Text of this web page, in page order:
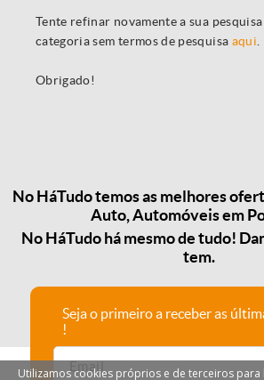
Tente refinar novamente a sua
categoria sem termos de pesquisa aqui
Obrigado!
No HáTudo temos as melhores
Auto, Automóveis em
No HáTudo há mesmo de tudo!
tem.
Seja o primeiro a receber as
!
Utilizamos cookies próprios e de terceiros para